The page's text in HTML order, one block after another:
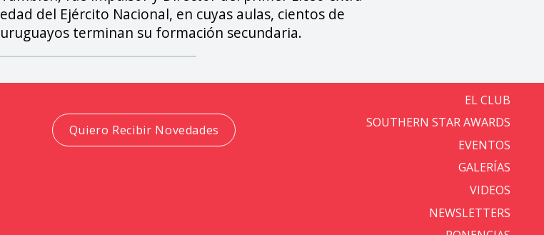
edad del Ejército Nacional, en cuyas aulas, cientos de
uruguayos terminan su formación secundaria.
Quiero Recibir Novedades
EL CLUB
SOUTHERN STAR AWARDS
EVENTOS
GALERÍAS
VIDEOS
NEWSLETTERS